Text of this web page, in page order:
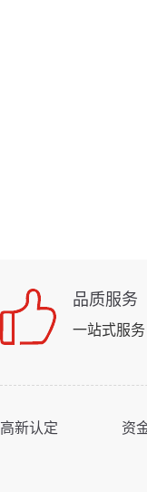
品质服务
一站式服
高新认定 资